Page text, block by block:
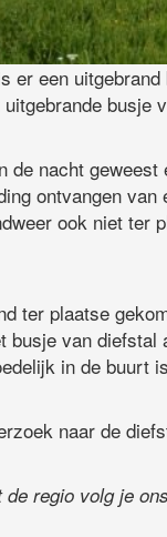
er een
busje
de nacht
ontvangen
ook niet ter
ter plaatse
busje van
in de buurt
naar de
regio volg je